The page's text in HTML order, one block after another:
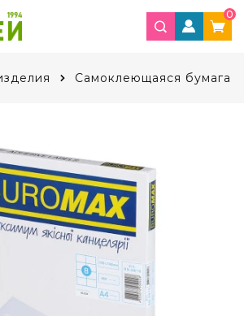
0
Самоклеющаяся бумага